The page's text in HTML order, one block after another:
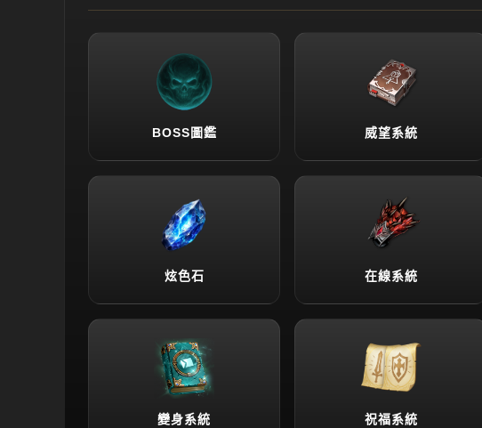
BOSS圖鑑 威望系統
炫色石 在線系統
變身系統 祝福系統